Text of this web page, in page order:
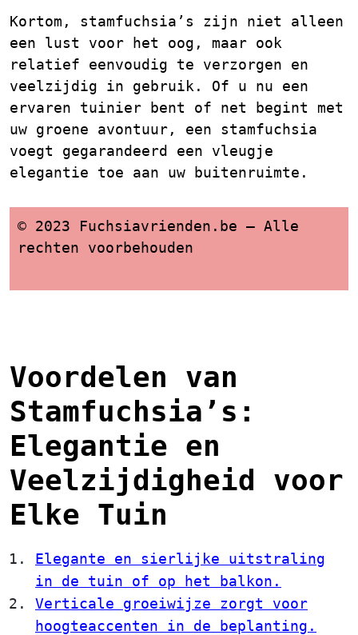
Kortom, stamfuchsia’s zijn niet alleen
een lust voor het oog, maar ook
relatief eenvoudig te verzorgen en
veelzijdig in gebruik. Of u nu een
ervaren tuinier bent of net begint met
uw groene avontuur, een stamfuchsia
voegt gegarandeerd een vleugje
elegantie toe aan uw buitenruimte.
© 2023 Fuchsiavrienden.be – Alle
rechten voorbehouden
Voordelen van
Stamfuchsia’s:
Elegantie en
Veelzijdigheid voor
Elke Tuin
Elegante en sierlijke uitstraling
in de tuin of op het balkon.
Verticale groeiwijze zorgt voor
hoogteaccenten in de beplanting.